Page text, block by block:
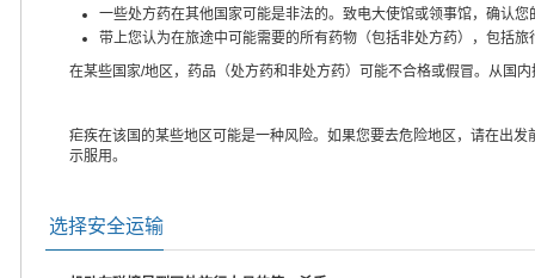
一些处方药在其他国家可能是非法的。致电大使馆或领事馆，确认
带上您认为在旅途中可能需要的所有药物（包括非处方药），包括
在某些国家/地区，药品（处方药和非处方药）可能不合格或假冒。从国
疟疾在该国的某些地区可能是一种风险。如果您要去危险地区，请在出
示服用。
选择安全运输